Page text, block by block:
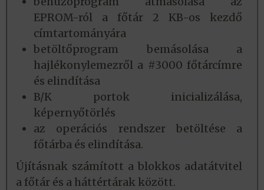
EPROM-ról a főtár 2 KB-os kezdő
címtartományára
betöltőprogram bemásolása a
hajlékonylemezről a #3000 főtárcímre
és elindítása
B/K portok inicializálása,
képernyőtörlés
az operációs rendszer betöltése a
főtárba és elindítása.
Újításnak számított a blokkos adatátvitel
a főtár és a háttértárak között.